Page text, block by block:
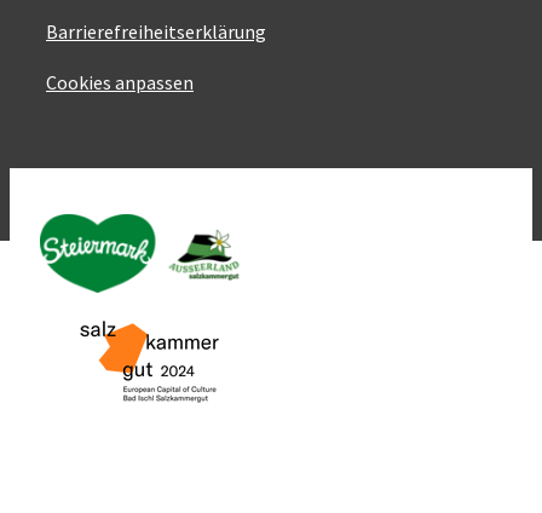
Datenschutz
Barrierefreiheitserklärung